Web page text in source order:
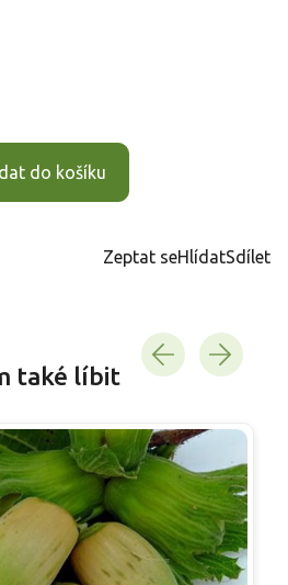
do košíku
Zeptat seHlídatSdílet
také líbit